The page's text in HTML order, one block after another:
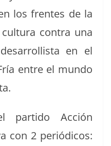
los frentes de la
con­tra una
en el
entre el mun­do
par­tido Acción
con 2 per­iódi­cos: